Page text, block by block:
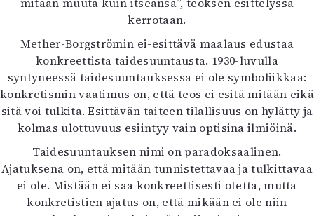
kerrotaan.
Mether-Borgströmin ei-esittävä maalaus edustaa
konkreettista taidesuuntausta. 1930-luvulla
syntyneessä taidesuuntauksessa ei ole symboliikkaa:
konkretismin vaatimus on, että teos ei esitä mitään eikä
sitä voi tulkita. Esittävän taiteen tilallisuus on hylätty ja
kolmas ulottuvuus esiintyy vain optisina ilmiöinä.
Taidesuuntauksen nimi on paradoksaalinen.
Ajatuksena on, että mitään tunnistettavaa ja tulkittavaa
ei ole. Mistään ei saa konkreettisesti otetta, mutta
konkretistien ajatus on, että mikään ei ole niin